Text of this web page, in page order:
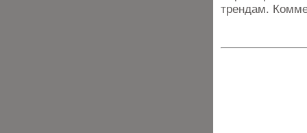
трендам.